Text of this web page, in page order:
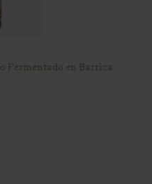
Fermentado en Barrica